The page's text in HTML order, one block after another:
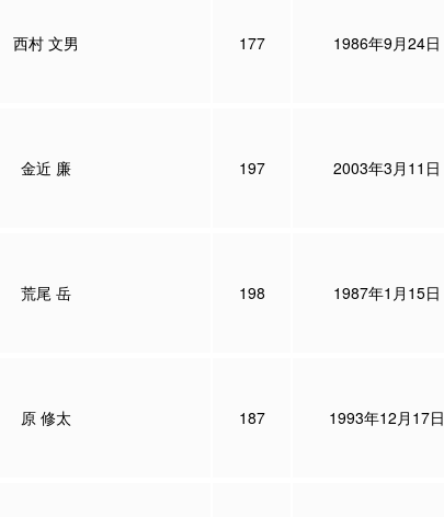
西村 文男 177 1986年9月24日
金近 廉 197 2003年3月11日
荒尾 岳 198 1987年1月15日
原 修太 187 1993年12月17日